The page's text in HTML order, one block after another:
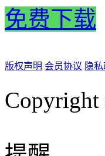
免费下载
版权声明 会员协议 隐